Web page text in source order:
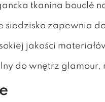
tkanina bouclé
siedzisko zapewnia
jakości
do wnętrz glamour,